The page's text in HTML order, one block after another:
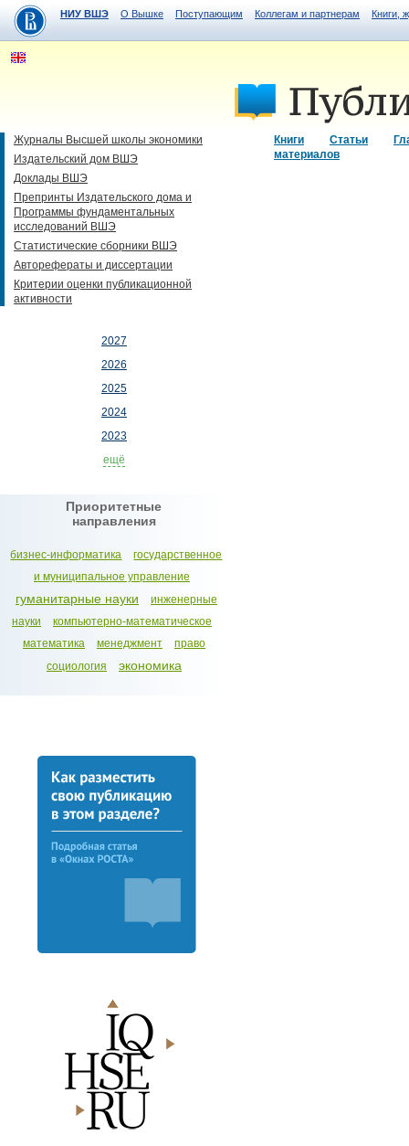
НИУ ВШЭ О Вышке Поступающим Коллегам и партнерам Книги,
Книги Статьи
материалов
Журналы Высшей школы экономики
Издательский дом ВШЭ
Доклады ВШЭ
Препринты Издательского дома и
Программы фундаментальных
исследований ВШЭ
Статистические сборники ВШЭ
Авторефераты и диссертации
Критерии оценки публикационной
активности
2027
2026
2025
2024
2023
ещё
Приоритетные
направления
бизнес-информатика
государственное
и муниципальное управление
гуманитарные науки
инженерные
науки
компьютерно-математическое
математика
менеджмент
право
социология
экономика